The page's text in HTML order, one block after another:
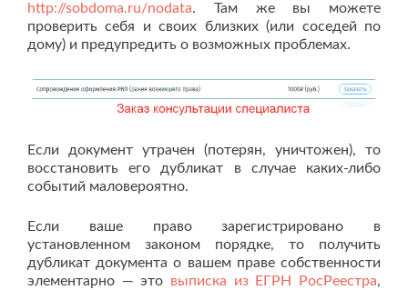
http://sobdoma.ru/nodata. Там же вы можете
проверить себя и своих близких (или соседей по
дому) и предупредить о возможных проблемах.
Если документ утрачен (потерян, уничтожен), то
восстановить его дубликат в случае каких-либо
событий маловероятно.
Если ваше право зарегистрировано в
установленном законом порядке, то получить
дубликат документа о вашем праве собственности
элементарно — это выписка из ЕГРН РосРеестра,